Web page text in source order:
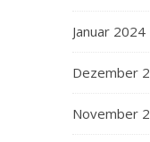
Januar 2024
Dezember
November